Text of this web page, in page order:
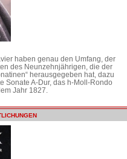
haben genau den Umfang, der
des Neunzehnjährigen, die der
herausgegeben hat, dazu
Sonate A-Dur, das h-Moll-Rondo
Jahr 1827.